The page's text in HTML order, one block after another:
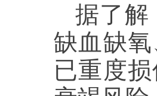
据了解
缺血缺
已重度